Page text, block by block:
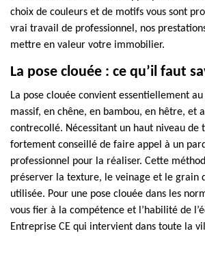
choix de couleurs et de motifs vous sont
vrai travail de professionnel, nos
mettre en valeur votre immobilier.
La pose clouée : ce qu’il faut
La pose clouée convient essentiellement
massif, en chêne, en bambou, en hêtre, et
contrecollé. Nécessitant un haut niveau de
fortement conseillé de faire appel à un
professionnel pour la réaliser. Cette
préserver la texture, le veinage et le grain
utilisée. Pour une pose clouée dans les
vous fier à la compétence et l’habilité de
Entreprise CE qui intervient dans toute la